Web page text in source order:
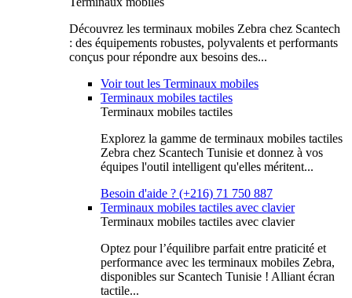
Découvrez les terminaux mobiles Zebra chez Scantech
: des équipements robustes, polyvalents et performants
conçus pour répondre aux besoins des...
Voir tout les Terminaux mobiles
Terminaux mobiles tactiles
Terminaux mobiles tactiles
Explorez la gamme de terminaux mobiles tactiles
Zebra chez Scantech Tunisie et donnez à vos
équipes l'outil intelligent qu'elles méritent...
Besoin d'aide ? (+216) 71 750 887
Terminaux mobiles tactiles avec clavier
Terminaux mobiles tactiles avec clavier
Optez pour l’équilibre parfait entre praticité et
performance avec les terminaux mobiles Zebra,
disponibles sur Scantech Tunisie ! Alliant écran
tactile...